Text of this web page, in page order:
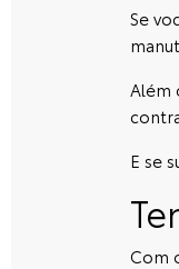
Se
Além
E se
Com